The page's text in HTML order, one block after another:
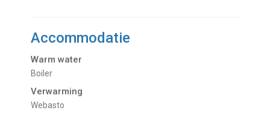
Accommodatie
Warm water
Boiler
Verwarming
Webasto